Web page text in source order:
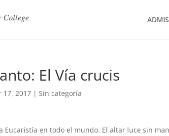
El Vía crucis
17, 2017 |Sin categoría
Eucaristía en todo el mundo. El altar luce sin